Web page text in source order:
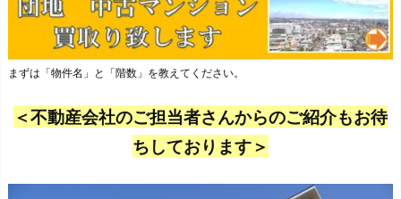
まずは「物件名」と「階数」を教えてください。
＜不動産会社のご担当者さんからのご紹介もお待
ちしております＞